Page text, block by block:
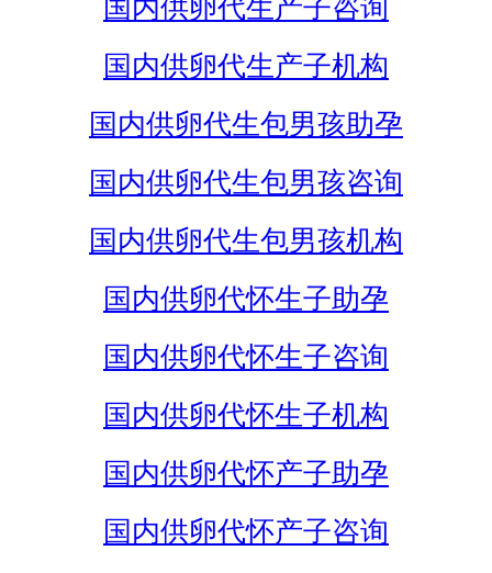
国内供卵代生产子咨询
国内供卵代生产子机构
国内供卵代生包男孩助孕
国内供卵代生包男孩咨询
国内供卵代生包男孩机构
国内供卵代怀生子助孕
国内供卵代怀生子咨询
国内供卵代怀生子机构
国内供卵代怀产子助孕
国内供卵代怀产子咨询